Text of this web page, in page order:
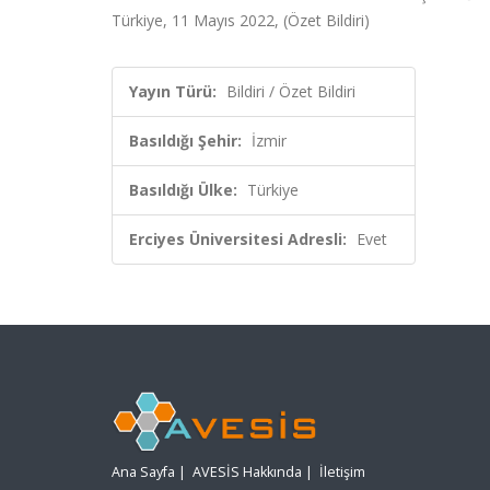
Türkiye, 11 Mayıs 2022, (Özet Bildiri)
Yayın Türü: Bildiri / Özet Bildiri
Basıldığı Şehir: İzmir
Basıldığı Ülke: Türkiye
Erciyes Üniversitesi Adresli: Evet
Ana Sayfa | AVESİS Hakkında | İletişim